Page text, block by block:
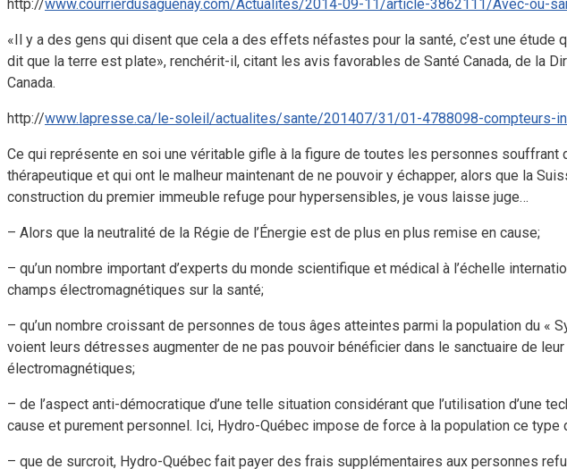
http://www.courrierdusaguenay.com/Actualites/2014-09-11/article-3862111/Avec-ou-
«Il y a des gens qui disent que cela a des effets néfastes pour la santé, c’est une étude
dit que la terre est plate», renchérit-il, citant les avis favorables de Santé Canada, de la
Canada.
http://www.lapresse.ca/le-soleil/actualites/sante/201407/31/01-4788098-compteurs-
Ce qui représente en soi une véritable gifle à la figure de toutes les personnes souffrant
thérapeutique et qui ont le malheur maintenant de ne pouvoir y échapper, alors que la
construction du premier immeuble refuge pour hypersensibles, je vous laisse juge…
– Alors que la neutralité de la Régie de l’Énergie est de plus en plus remise en cause;
– qu’un nombre important d’experts du monde scientifique et médical à l’échelle
champs électromagnétiques sur la santé;
– qu’un nombre croissant de personnes de tous âges atteintes parmi la population du «
voient leurs détresses augmenter de ne pas pouvoir bénéficier dans le sanctuaire de
électromagnétiques;
– de l’aspect anti-démocratique d’une telle situation considérant que l’utilisation d’une
cause et purement personnel. Ici, Hydro-Québec impose de force à la population ce
– que de surcroit, Hydro-Québec fait payer des frais supplémentaires aux personnes